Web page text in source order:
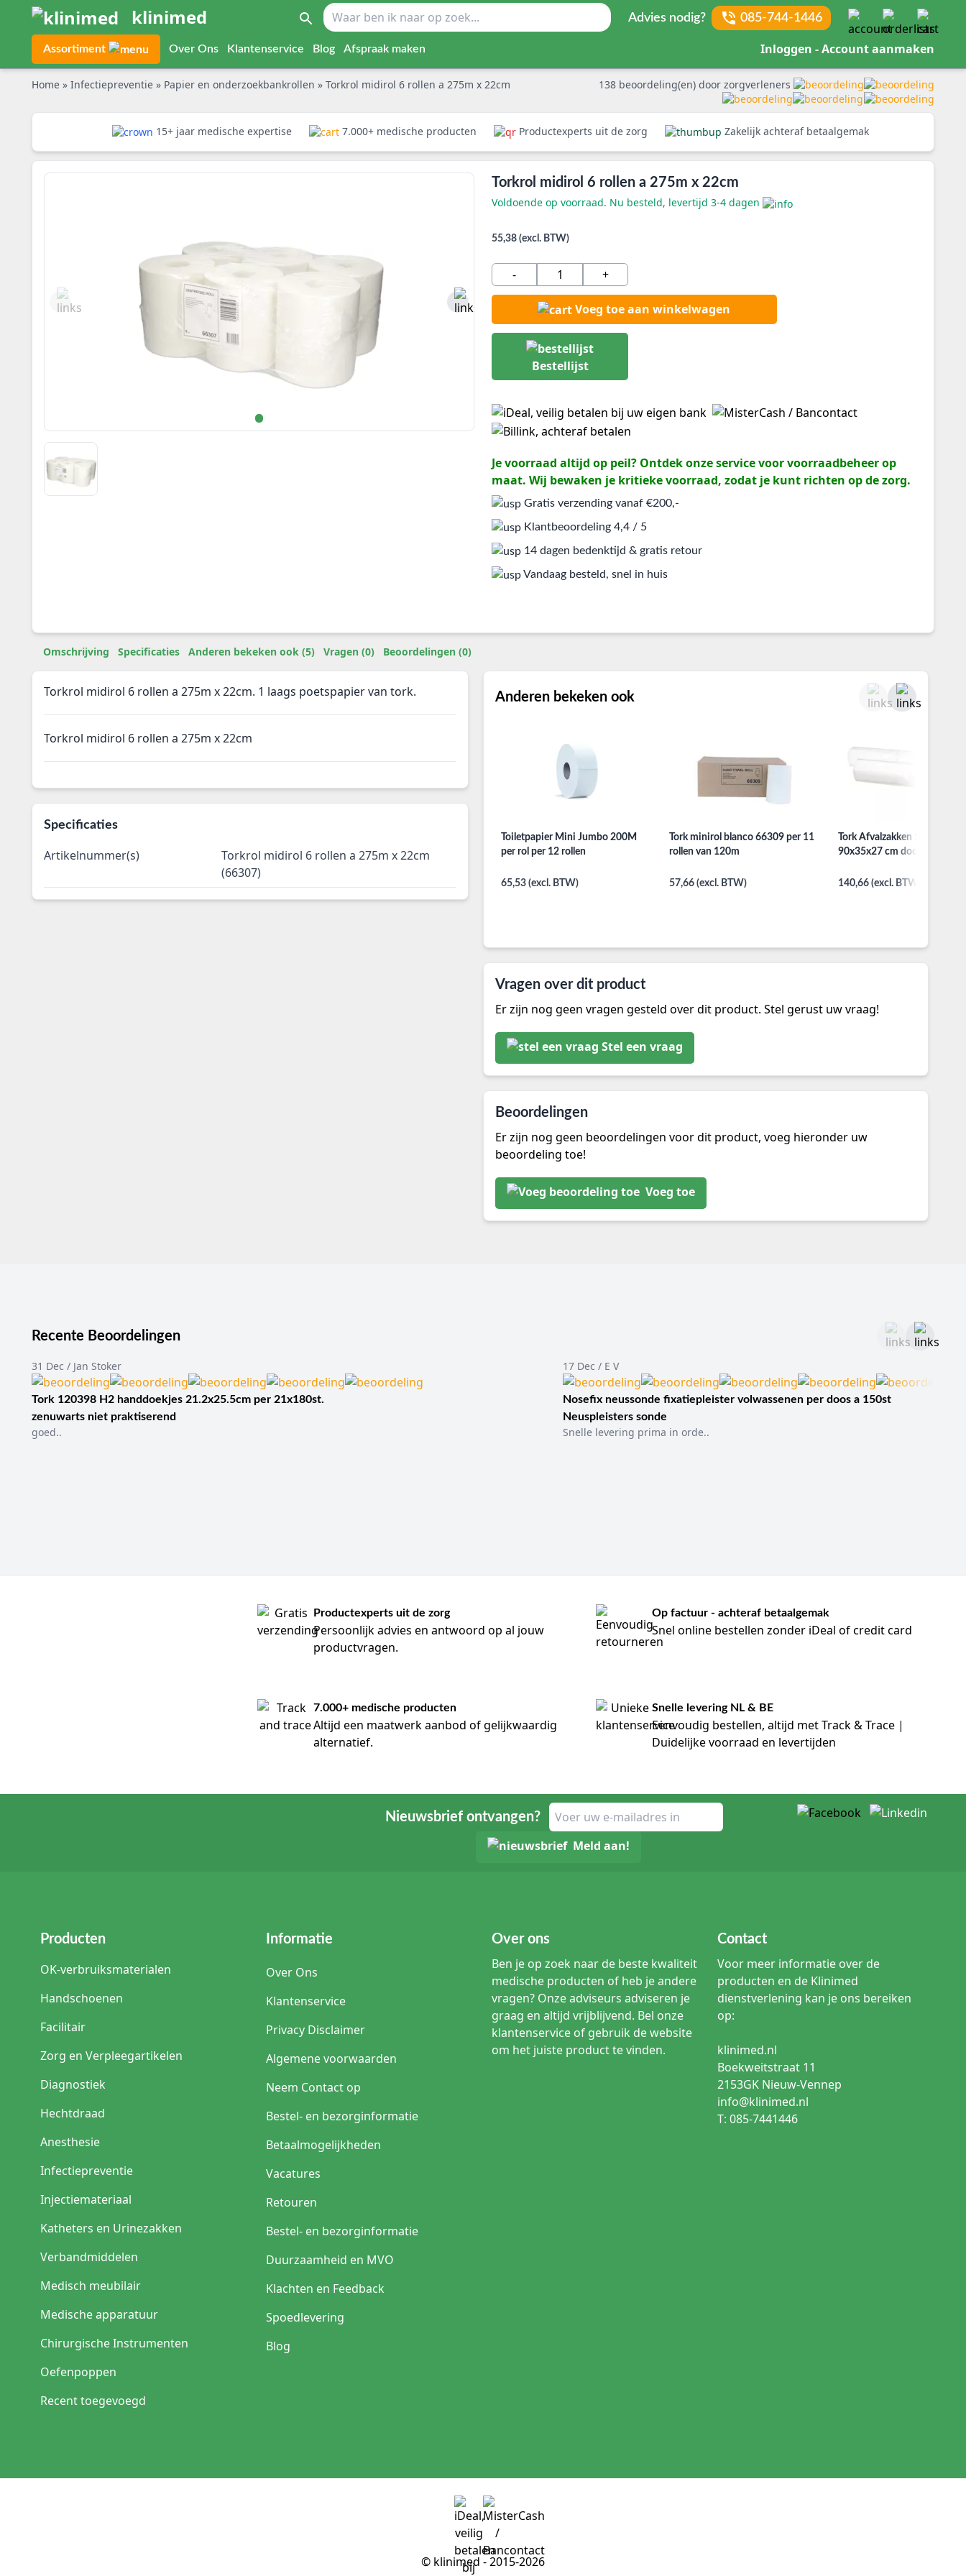
klinimed Advies nodig? 085-744-1446
Assortiment Over Ons Klantenservice Blog Afspraak maken Inloggen - Account aanmaken
Home » Infectiepreventie » Papier en onderzoekbankrollen » Torkrol midirol 6 rollen a 275m x 22cm 138 beoordeling(en) door zorgverleners
15+ jaar medische expertise 7.000+ medische producten Productexperts uit de zorg Zakelijk achteraf betaalgemak
Torkrol midirol 6 rollen a 275m x 22cm
Voldoende op voorraad. Nu besteld, levertijd 3-4 dagen
55,38 (excl. BTW)
- +
Voeg toe aan winkelwagen
Bestellijst
Je voorraad altijd op peil? Ontdek onze service voor voorraadbeheer op
maat. Wij bewaken je kritieke voorraad, zodat je kunt richten op de zorg.
Gratis verzending vanaf €200,-
Klantbeoordeling 4,4 / 5
14 dagen bedenktijd & gratis retour
Vandaag besteld, snel in huis
Omschrijving Specificaties Anderen bekeken ook (5) Vragen (0) Beoordelingen (0)
Torkrol midirol 6 rollen a 275m x 22cm. 1 laags poetspapier van tork.
Torkrol midirol 6 rollen a 275m x 22cm
Specificaties
Artikelnummer(s)
Torkrol midirol 6 rollen a 275m x 22cm
(66307)
Anderen bekeken ook
Toiletpapier Mini Jumbo 200M
per rol per 12 rollen
65,53 (excl. BTW)
Tork minirol blanco 66309 per 11
rollen van 120m
57,66 (excl. BTW)
Tork Afvalzakken 50 ltr wit
90x35x27 cm doos à 250
140,66 (excl. BTW)
Vragen over dit product
Er zijn nog geen vragen gesteld over dit product. Stel gerust uw vraag!
Stel een vraag
Beoordelingen
Er zijn nog geen beoordelingen voor dit product, voeg hieronder uw
beoordeling toe!
Voeg toe
Recente Beoordelingen
31 Dec / Jan Stoker
Tork 120398 H2 handdoekjes 21.2x25.5cm per 21x180st.
zenuwarts niet praktiserend
goed..
17 Dec / E V
Nosefix neussonde fixatiepleister volwassenen per doos a 150st
Neuspleisters sonde
Snelle levering prima in orde..
Productexperts uit de zorg
Persoonlijk advies en antwoord op al jouw
productvragen.
Op factuur - achteraf betaalgemak
Snel online bestellen zonder iDeal of credit card
7.000+ medische producten
Altijd een maatwerk aanbod of gelijkwaardig
alternatief.
Snelle levering NL & BE
Eenvoudig bestellen, altijd met Track & Trace |
Duidelijke voorraad en levertijden
Nieuwsbrief ontvangen?
Meld aan!
Producten
OK-verbruiksmaterialen
Handschoenen
Facilitair
Zorg en Verpleegartikelen
Diagnostiek
Hechtdraad
Anesthesie
Infectiepreventie
Injectiemateriaal
Katheters en Urinezakken
Verbandmiddelen
Medisch meubilair
Medische apparatuur
Chirurgische Instrumenten
Oefenpoppen
Recent toegevoegd
Informatie
Over Ons
Klantenservice
Privacy Disclaimer
Algemene voorwaarden
Neem Contact op
Bestel- en bezorginformatie
Betaalmogelijkheden
Vacatures
Retouren
Bestel- en bezorginformatie
Duurzaamheid en MVO
Klachten en Feedback
Spoedlevering
Blog
Over ons
Ben je op zoek naar de beste kwaliteit
medische producten of heb je andere
vragen? Onze adviseurs adviseren je
graag en altijd vrijblijvend. Bel onze
klantenservice of gebruik de website
om het juiste product te vinden.
Contact
Voor meer informatie over de
producten en de Klinimed
dienstverlening kan je ons bereiken
op:
klinimed.nl
Boekweitstraat 11
2153GK Nieuw-Vennep
info@klinimed.nl
T: 085-7441446
© klinimed - 2015-2026